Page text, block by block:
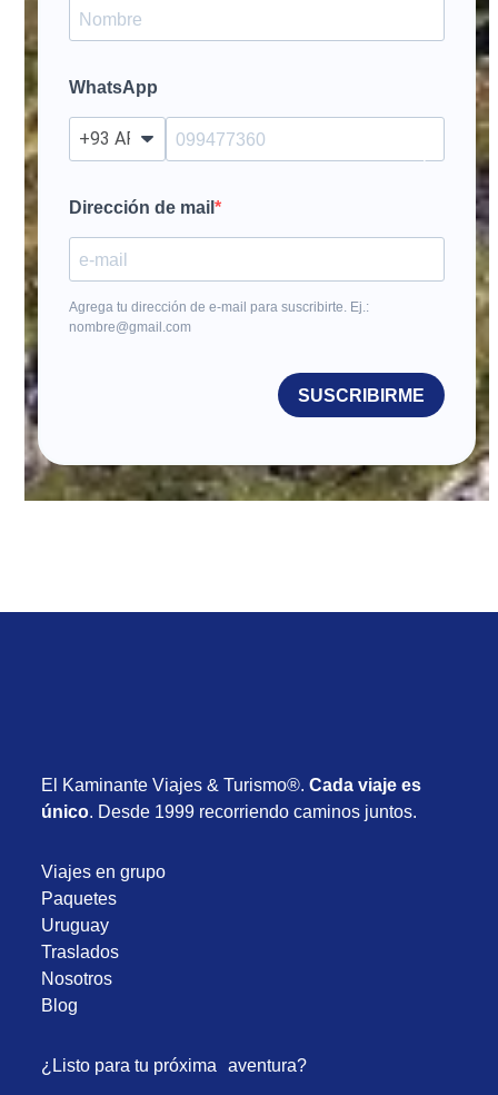
WhatsApp
?
Dirección de mail
Agrega tu dirección de e-mail para suscribirte. Ej.:
nombre@gmail.com
SUSCRIBIRME
El Kaminante Viajes & Turismo®.Cada viaje es
único. Desde 1999 recorriendo caminos juntos.
Viajes en grupo
Paquetes
Uruguay
Traslados
Nosotros
Blog
¿Listo para tu próxima aventura?